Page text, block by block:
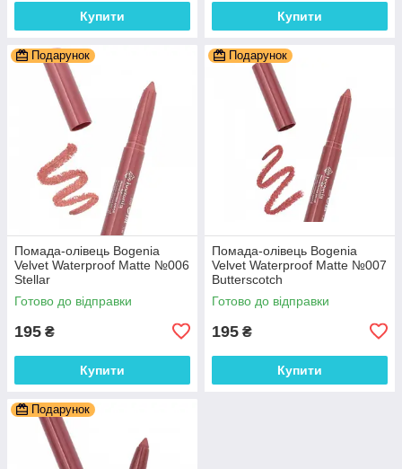
Купити Купити
Подарунок
Помада-олівець Bogenia
Velvet Waterproof Matte №006
Stellar
Готово до відправки
195 ₴
Купити
Подарунок
Помада-олівець Bogenia
Velvet Waterproof Matte №007
Butterscotch
Готово до відправки
195 ₴
Купити
Подарунок